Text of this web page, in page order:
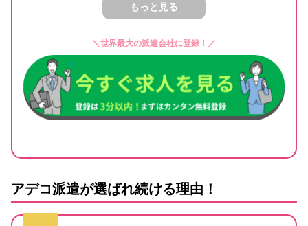
もっと見る
＼世界最大の派遣会社に登録！／
アデコ派遣が選ばれ続ける理由！